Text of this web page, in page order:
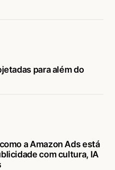
para além do
a Amazon Ads está
com cultura, IA